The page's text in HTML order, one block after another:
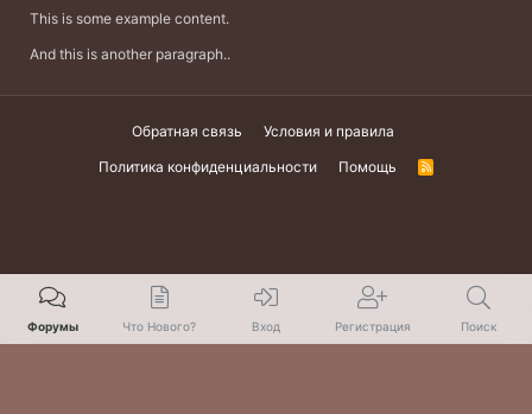
This is some example content.
And this is another paragraph..
Обратная связь
Условия и правила
Политика конфиденциальности
Помощь
R
Форумы Что Нового? Вход Регистрация Поиск